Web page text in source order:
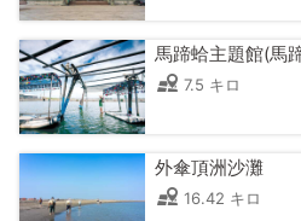
馬蹄蛤主題館(馬
7.5 キロ
外傘頂洲沙灘
16.42 キロ